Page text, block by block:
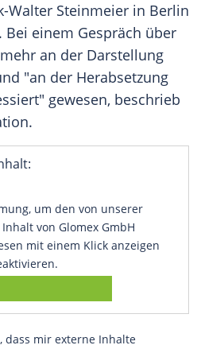
Walter Steinmeier in Berlin
einem Gespräch über
mehr an der Darstellung
"an der Herabsetzung
gewesen, beschrieb
um den von unserer
von Glomex GmbH
mit einem Klick anzeigen
dass mir externe Inhalte